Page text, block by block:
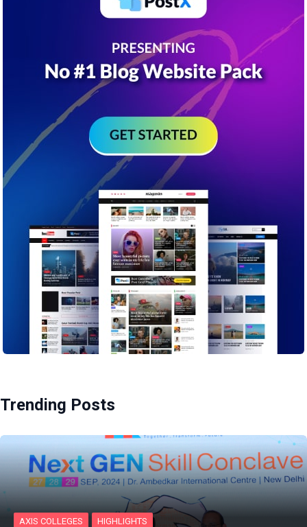
Trending Posts
AXIS COLLEGES HIGHLIGHTS